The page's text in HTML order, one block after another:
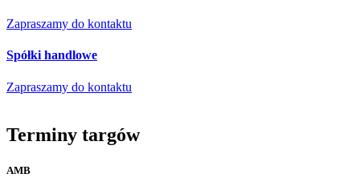
Zapraszamy do kontaktu
Spółki handlowe
Zapraszamy do kontaktu
Terminy targów
AMB